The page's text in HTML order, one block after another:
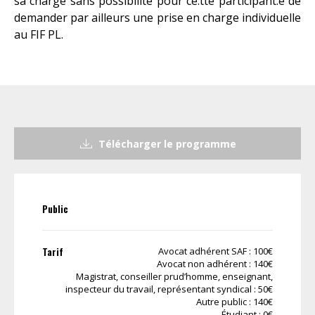
demander par ailleurs une prise en charge individuelle
au FIF PL.
Télécharger le programme
Public
Tarif
Avocat adhérent SAF : 100€
Avocat non adhérent : 140€
Magistrat, conseiller prud’homme, enseignant,
inspecteur du travail, représentant syndical : 50€
Autre public : 140€